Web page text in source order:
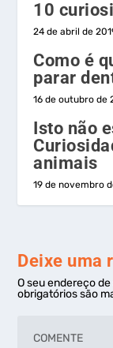
10
24 de abril de
Como é
parar
16 de outubro de
Isto não
animais
19 de novembro
Deixe uma
O seu endereço
obrigatórios são